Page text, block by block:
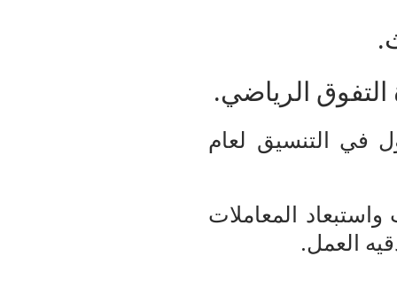
الرياضي.
في التنسيق لعام
الإلكتروني تم العمل به منذ 7 سنوات واستبعاد المعاملات
العمل.